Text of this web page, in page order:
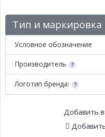
Тип и маркировка
Условное обозначение
Производитель
Логотип бренда:
Добавить